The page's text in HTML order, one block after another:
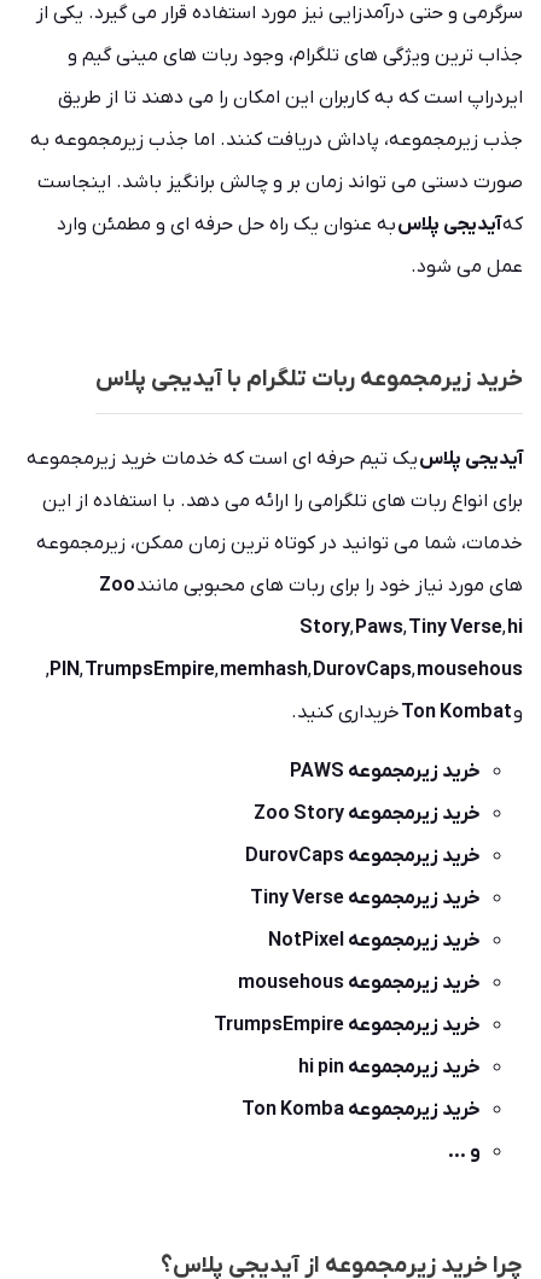
سرگرمی و حتی درآمدزایی نیز مورد استفاده قرار می گیرد. یکی از
جذاب ترین ویژگی های تلگرام، وجود ربات های مینی گیم و
ایردراپ است که به کاربران این امکان را می دهند تا از طریق
جذب زیرمجموعه، پاداش دریافت کنند. اما جذب زیرمجموعه به
صورت دستی می تواند زمان بر و چالش برانگیز باشد. اینجاست
کهآیدیجی پلاسبه عنوان یک راه حل حرفه ای و مطمئن وارد
عمل می شود.
خرید زیرمجموعه ربات تلگرام با آیدیجی پلاس
آیدیجی پلاسیک تیم حرفه ای است که خدمات خرید زیرمجموعه
برای انواع ربات های تلگرامی را ارائه می دهد. با استفاده از این
خدمات، شما می توانید در کوتاه ترین زمان ممکن، زیرمجموعه
های مورد نیاز خود را برای ربات های محبوبی مانندZoo
Story,Paws,Tiny Verse,hi
PIN,TrumpsEmpire,memhash,DurovCaps,mousehous
,
وTon Kombatخریداری کنید.
خرید زیرمجموعه PAWS
خرید زیرمجموعه Zoo Story
خرید زیرمجموعه DurovCaps
خرید زیرمجموعه Tiny Verse
خرید زیرمجموعه NotPixel
خرید زیرمجموعه mousehous
خرید زیرمجموعه TrumpsEmpire
خرید زیرمجموعه hi pin
خرید زیرمجموعه Ton Komba
و …
چرا خرید زیرمجموعه از آیدیجی پلاس؟